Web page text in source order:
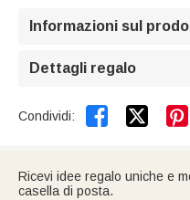
Informazioni sul
Dettagli regalo
Condividi:  
Ricevi idee regalo uniche e
casella di posta.